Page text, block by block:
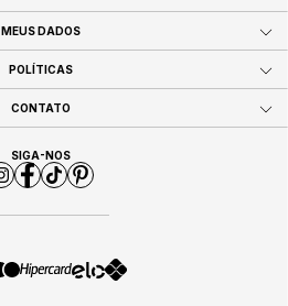
MEUS DADOS
POLÍTICAS
CONTATO
SIGA-NOS